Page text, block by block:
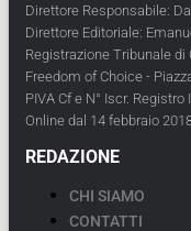
Direttore Responsabile:
Direttore Editoriale:
Registrazione Tribunale di
Freedom of Choice -
PIVA Cf e N° Iscr.
Online dal 14 febbraio
REDAZIONE
CHI SIAMO
CONTATTI